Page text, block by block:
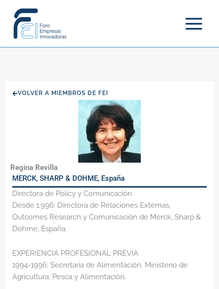
contenido
VOLVER A MIEMBROS DE FEI
Regina Revilla
MERCK, SHARP & DOHME, España
Directora de Policy y Comunicación
Desde 1.996: Directora de Relaciones Externas,
Outcomes Research y Comunicación de Merck, Sharp &
Dohme, España.
EXPERIENCIA PROFESIONAL PREVIA
1994-1996: Secretaria de Alimentación. Ministerio de
Agricultura, Pesca y Alimentación.